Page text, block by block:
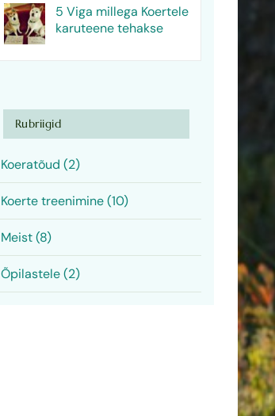
5 Viga millega Koertele
karuteene tehakse
Rubriigid
Koeratõud (2)
Koerte treenimine (10)
Meist (8)
Õpilastele (2)